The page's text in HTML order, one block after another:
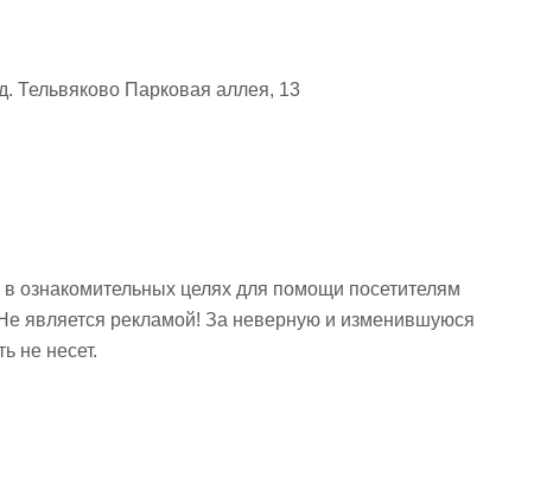
Тельвяково Парковая аллея, 13
ознакомительных целях для помощи посетителям
является рекламой! За неверную и изменившуюся
не несет.